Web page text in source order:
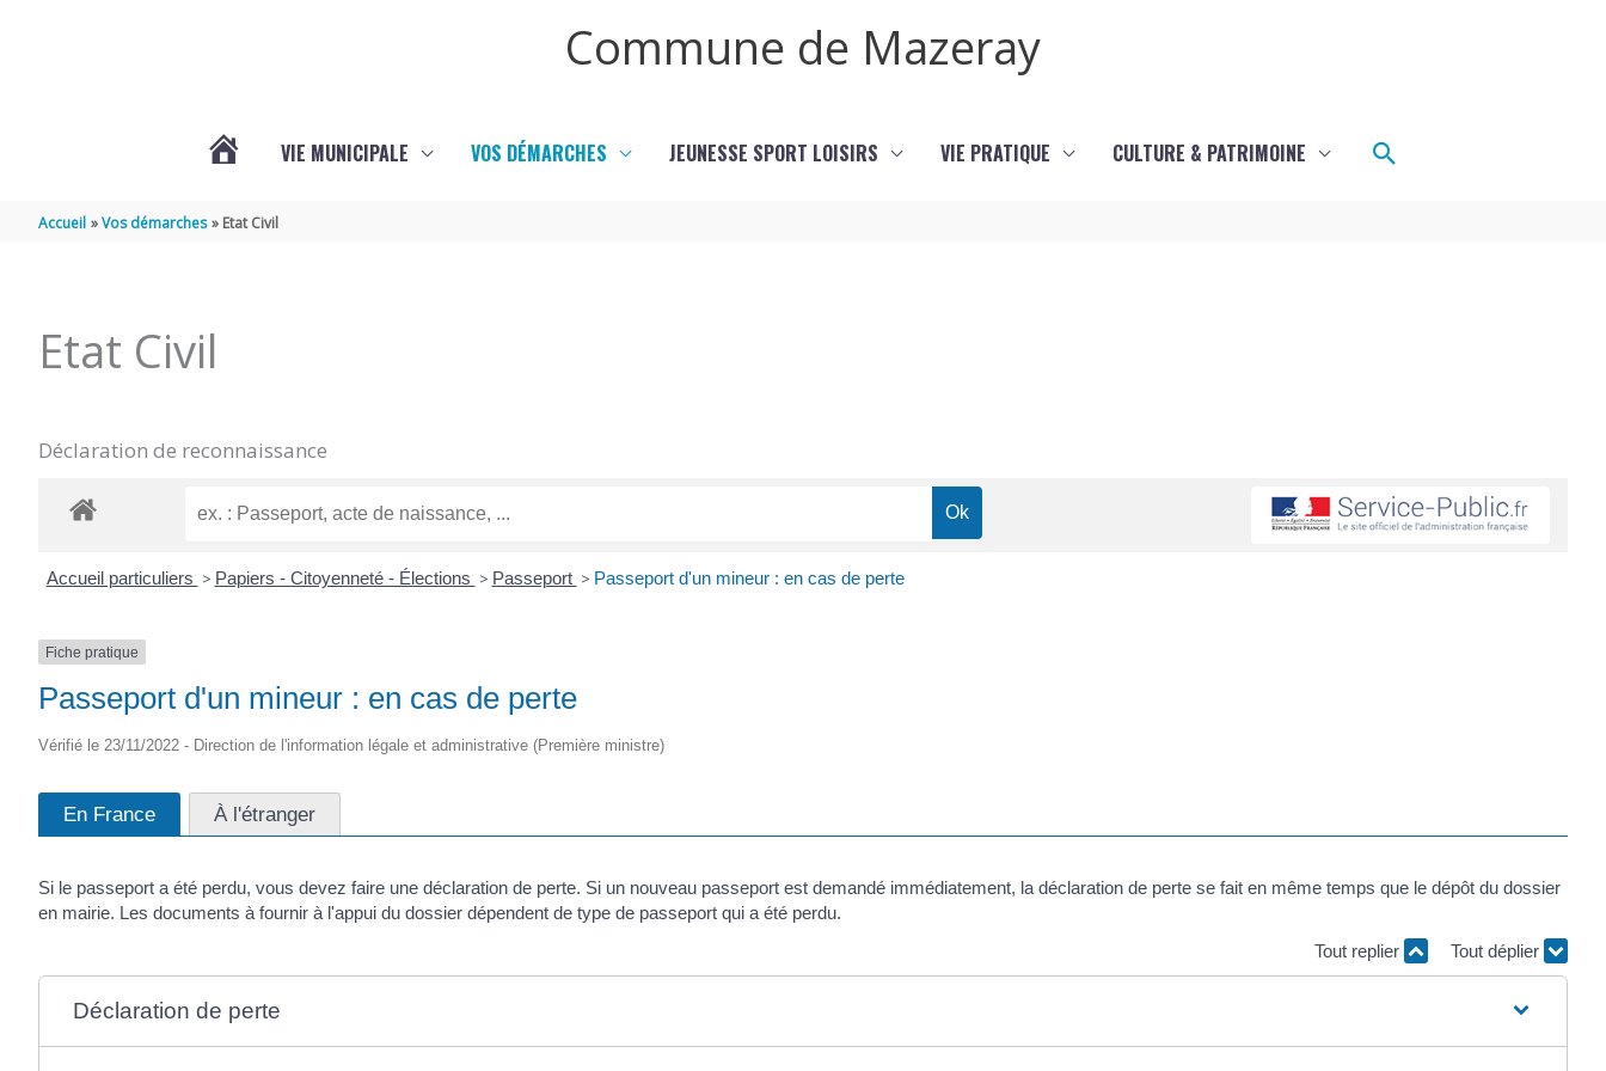
Commune de Mazeray
MAZERAY
VIE MUNICIPALE VOS DÉMARCHES JEUNESSE SPORT LOISIRS VIE PRATIQUE CULTURE & PATRIMOINE Rechercher
Accueil Vos démarches Etat Civil
Etat Civil
Déclaration de reconnaissance
Accueil particuliers > Papiers - Citoyenneté - Élections > Passeport > Passeport d'un mineur : en cas de perte
Fiche pratique
Passeport d'un mineur : en cas de perte
Vérifié le 23/11/2022 - Direction de l'information légale et administrative (Première ministre)
En France À l'étranger
Si le passeport a été perdu, vous devez faire une déclaration de perte. Si un nouveau passeport est demandé immédiatement, la déclaration de perte se fait en même temps que le dépôt du dossier
en mairie. Les documents à fournir à l'appui du dossier dépendent de type de passeport qui a été perdu.
Tout replier
Tout déplier
Déclaration de perte